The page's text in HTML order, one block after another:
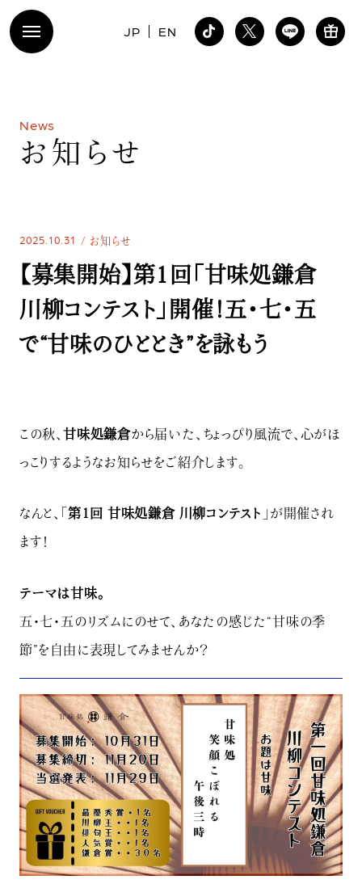
JP EN
News
お 知 ら せ
2025.10.31 お知らせ
【募集開始】第1回「甘味処鎌倉
川柳コンテスト」開催！五・七・五
で“甘味のひととき”を詠もう
この秋、 甘味処鎌倉から届いた、ちょっぴり風流で、心がほ
っこりするようなお知らせをご紹介します。
なんと、「 第1回 甘味処鎌倉 川柳コンテスト 」が開催され
ます！
テーマは甘味。
五・七・五のリズムにのせて、あなたの感じた“甘味の季
節”を自由に表現してみませんか？